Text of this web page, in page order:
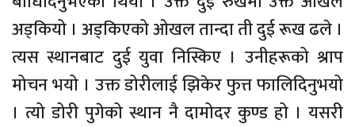
अड्कियो । अड्किएको ओखल तान्दा ती दुई रूख ढले ।
त्यस स्थानबाट दुई युवा निस्किए । उनीहरूको श्राप
मोचन भयो । उक्त डोरीलाई झिकेर फुत्त फालिदिनुभयो
। त्यो डोरी पुगेको स्थान नै दामोदर कुण्ड हो । यसरी